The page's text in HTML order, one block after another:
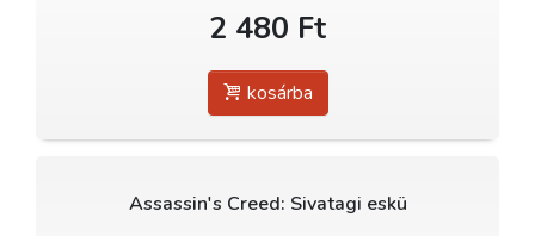
2 480 Ft
kosárba
Assassin's Creed: Sivatagi eskü